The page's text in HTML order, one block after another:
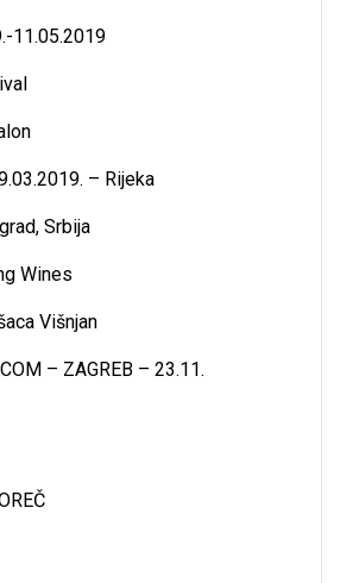
11.05.2019
– Rijeka
Srbija
Wines
Višnjan
– ZAGREB – 23.11.